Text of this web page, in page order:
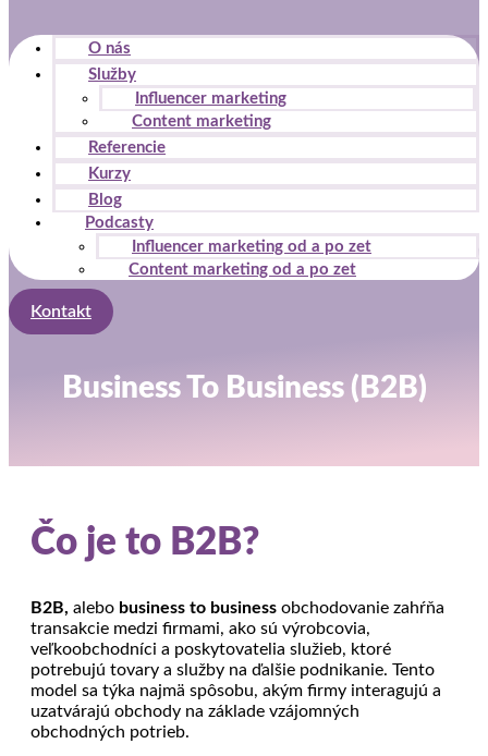
O nás
Služby
Influencer marketing
Content marketing
Referencie
Kurzy
Blog
Podcasty
Influencer marketing od a po zet
Content marketing od a po zet
Kontakt
Business To Business (B2B)
Čo je to B2B?
B2B, alebo business to business obchodovanie zahŕňa
transakcie medzi firmami, ako sú výrobcovia,
veľkoobchodníci a poskytovatelia služieb, ktoré
potrebujú tovary a služby na ďalšie podnikanie. Tento
model sa týka najmä spôsobu, akým firmy interagujú a
uzatvárajú obchody na základe vzájomných
obchodných potrieb.